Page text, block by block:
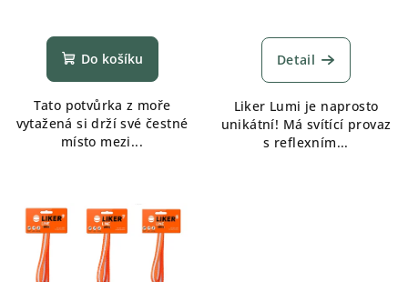
Do košíku
Tato potvůrka z moře
vytažená si drží své čestné
místo mezi...
Detail
Liker Lumi je naprosto
unikátní! Má svítící provaz
s reflexním...